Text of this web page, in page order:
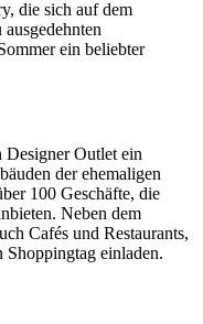
die sich auf dem
ein beliebter
Designer Outlet ein
der ehemaligen
100 Geschäfte, die
Neben dem
Cafés und Restaurants,
Shoppingtag einladen.